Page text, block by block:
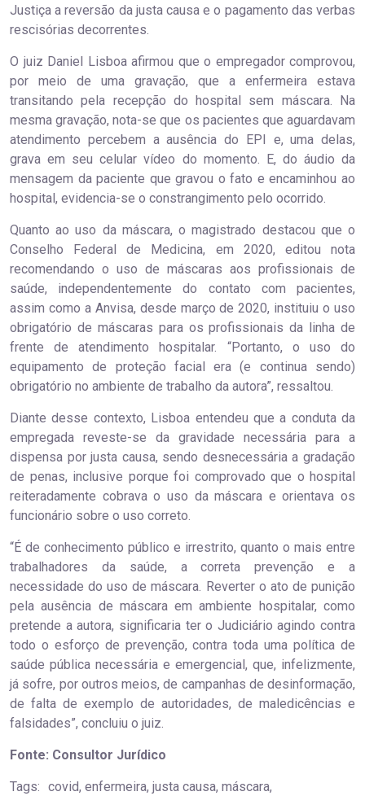
Justiça a reversão da justa causa e o pagamento das verbas
rescisórias decorrentes.
O juiz Daniel Lisboa afirmou que o empregador comprovou,
por meio de uma gravação, que a enfermeira estava
transitando pela recepção do hospital sem máscara. Na
mesma gravação, nota-se que os pacientes que aguardavam
atendimento percebem a ausência do EPI e, uma delas,
grava em seu celular vídeo do momento. E, do áudio da
mensagem da paciente que gravou o fato e encaminhou ao
hospital, evidencia-se o constrangimento pelo ocorrido.
Quanto ao uso da máscara, o magistrado destacou que o
Conselho Federal de Medicina, em 2020, editou nota
recomendando o uso de máscaras aos profissionais de
saúde, independentemente do contato com pacientes,
assim como a Anvisa, desde março de 2020, instituiu o uso
obrigatório de máscaras para os profissionais da linha de
frente de atendimento hospitalar. “Portanto, o uso do
equipamento de proteção facial era (e continua sendo)
obrigatório no ambiente de trabalho da autora”, ressaltou.
Diante desse contexto, Lisboa entendeu que a conduta da
empregada reveste-se da gravidade necessária para a
dispensa por justa causa, sendo desnecessária a gradação
de penas, inclusive porque foi comprovado que o hospital
reiteradamente cobrava o uso da máscara e orientava os
funcionário sobre o uso correto.
“É de conhecimento público e irrestrito, quanto o mais entre
trabalhadores da saúde, a correta prevenção e a
necessidade do uso de máscara. Reverter o ato de punição
pela ausência de máscara em ambiente hospitalar, como
pretende a autora, significaria ter o Judiciário agindo contra
todo o esforço de prevenção, contra toda uma política de
saúde pública necessária e emergencial, que, infelizmente,
já sofre, por outros meios, de campanhas de desinformação,
de falta de exemplo de autoridades, de maledicências e
falsidades”, concluiu o juiz.
Fonte: Consultor Jurídico
Tags: covid, enfermeira, justa causa, máscara,